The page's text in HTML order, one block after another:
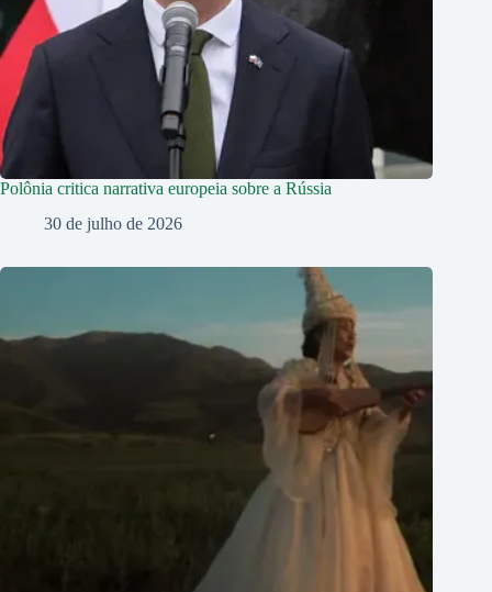
Polônia critica narrativa europeia sobre a Rússia
30 de julho de 2026